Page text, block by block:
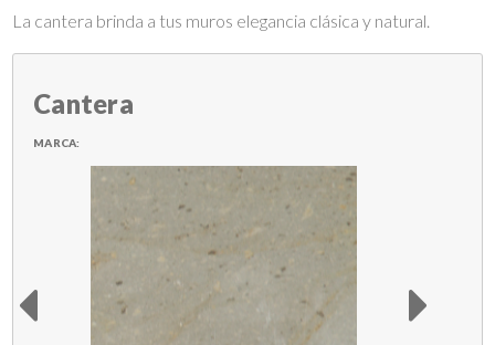
La cantera brinda a tus muros elegancia clásica y natural.
Cantera
MARCA: